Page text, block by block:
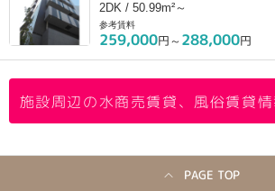
2DK / 50.99m²～
参考賃料
259,000円～ 288,000円
施設周辺の水商売賃貸、風俗賃貸
PAGE TOP